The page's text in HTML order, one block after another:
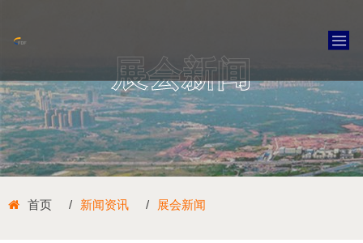
展会新闻
首页 新闻资讯 展会新闻